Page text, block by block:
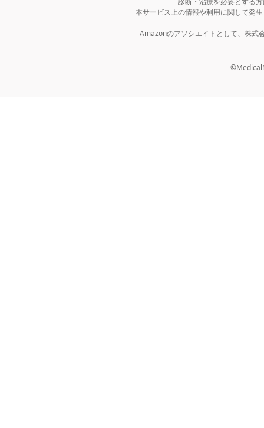
本サービス上の情報や利用に関して発
Amazonのアソシエイトとして、株式